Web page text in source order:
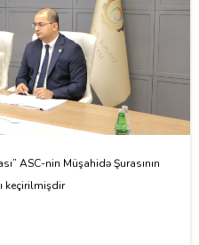
ASC-nin Müşahidə Şurasının
keçirilmişdir